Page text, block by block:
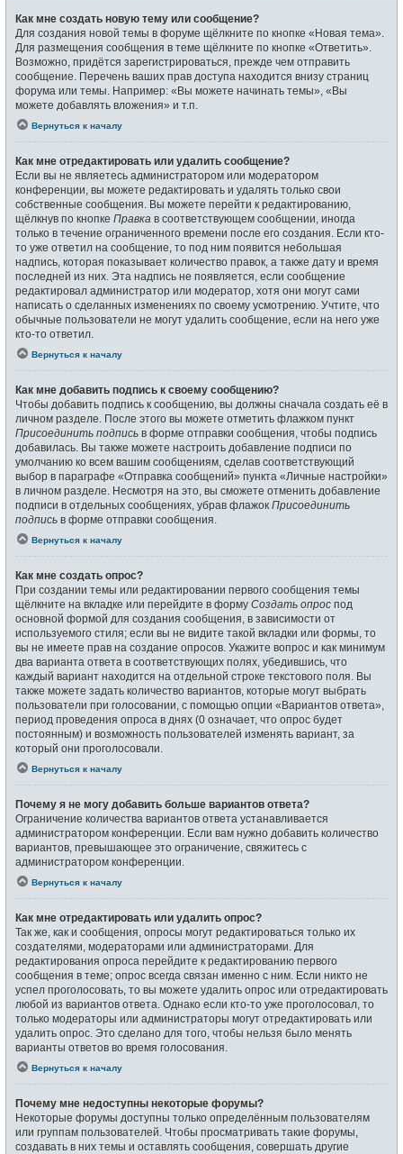
Как мне создать новую тему или сообщение?
Для создания новой темы в форуме щёлкните по кнопке «Новая тема».
Для размещения сообщения в теме щёлкните по кнопке «Ответить».
Возможно, придётся зарегистрироваться, прежде чем отправить
сообщение. Перечень ваших прав доступа находится внизу страниц
форума или темы. Например: «Вы можете начинать темы», «Вы
можете добавлять вложения» и т.п.
Вернуться к началу
Как мне отредактировать или удалить сообщение?
Если вы не являетесь администратором или модератором
конференции, вы можете редактировать и удалять только свои
собственные сообщения. Вы можете перейти к редактированию,
щёлкнув по кнопке Правка в соответствующем сообщении, иногда
только в течение ограниченного времени после его создания. Если кто-
то уже ответил на сообщение, то под ним появится небольшая
надпись, которая показывает количество правок, а также дату и время
последней из них. Эта надпись не появляется, если сообщение
редактировал администратор или модератор, хотя они могут сами
написать о сделанных изменениях по своему усмотрению. Учтите, что
обычные пользователи не могут удалить сообщение, если на него уже
кто-то ответил.
Вернуться к началу
Как мне добавить подпись к своему сообщению?
Чтобы добавить подпись к сообщению, вы должны сначала создать её в
личном разделе. После этого вы можете отметить флажком пункт
Присоединить подпись в форме отправки сообщения, чтобы подпись
добавилась. Вы также можете настроить добавление подписи по
умолчанию ко всем вашим сообщениям, сделав соответствующий
выбор в параграфе «Отправка сообщений» пункта «Личные настройки»
в личном разделе. Несмотря на это, вы сможете отменить добавление
подписи в отдельных сообщениях, убрав флажок Присоединить
подпись в форме отправки сообщения.
Вернуться к началу
Как мне создать опрос?
При создании темы или редактировании первого сообщения темы
щёлкните на вкладке или перейдите в форму Создать опрос под
основной формой для создания сообщения, в зависимости от
используемого стиля; если вы не видите такой вкладки или формы, то
вы не имеете прав на создание опросов. Укажите вопрос и как минимум
два варианта ответа в соответствующих полях, убедившись, что
каждый вариант находится на отдельной строке текстового поля. Вы
также можете задать количество вариантов, которые могут выбрать
пользователи при голосовании, с помощью опции «Вариантов ответа»,
период проведения опроса в днях (0 означает, что опрос будет
постоянным) и возможность пользователей изменять вариант, за
который они проголосовали.
Вернуться к началу
Почему я не могу добавить больше вариантов ответа?
Ограничение количества вариантов ответа устанавливается
администратором конференции. Если вам нужно добавить количество
вариантов, превышающее это ограничение, свяжитесь с
администратором конференции.
Вернуться к началу
Как мне отредактировать или удалить опрос?
Так же, как и сообщения, опросы могут редактироваться только их
создателями, модераторами или администраторами. Для
редактирования опроса перейдите к редактированию первого
сообщения в теме; опрос всегда связан именно с ним. Если никто не
успел проголосовать, то вы можете удалить опрос или отредактировать
любой из вариантов ответа. Однако если кто-то уже проголосовал, то
только модераторы или администраторы могут отредактировать или
удалить опрос. Это сделано для того, чтобы нельзя было менять
варианты ответов во время голосования.
Вернуться к началу
Почему мне недоступны некоторые форумы?
Некоторые форумы доступны только определённым пользователям
или группам пользователей. Чтобы просматривать такие форумы,
создавать в них темы и оставлять сообщения, совершать другие